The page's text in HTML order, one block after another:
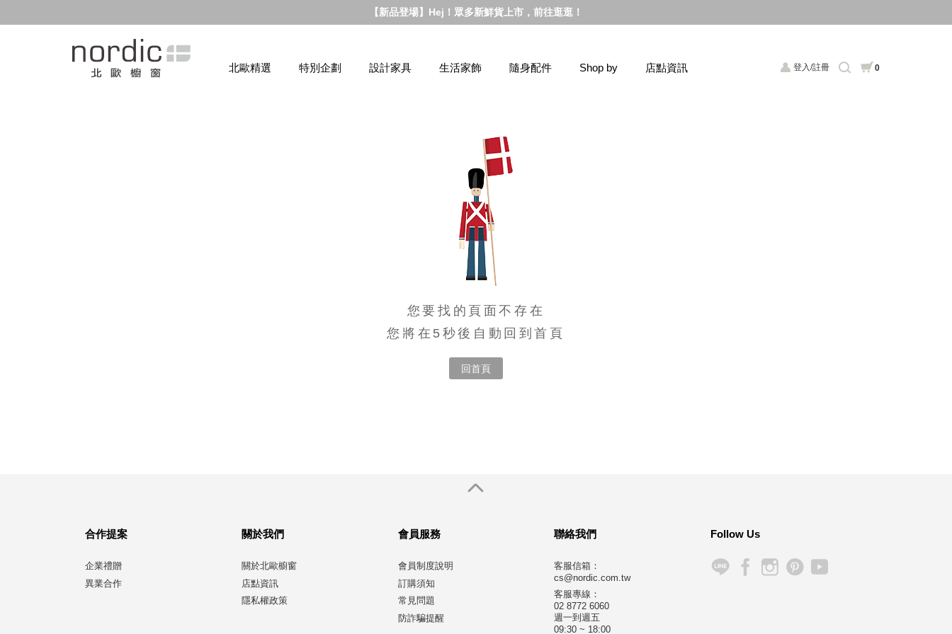
【新品登場】Hej！眾多新鮮貨上市，前往逛逛！
登入/註冊 0
北歐精選 特別企劃 設計家具 生活家飾 隨身配件 Shop by 店點資訊
您要找的頁面不存在
您將在5秒後自動回到首頁
回首頁
合作提案
企業禮贈
異業合作
關於我們
關於北歐櫥窗
店點資訊
隱私權政策
會員服務
會員制度說明
訂購須知
常見問題
防詐騙提醒
聯絡我們
客服信箱：
cs@nordic.com.tw
客服專線：
02 8772 6060
週一到週五
09:30 ~ 18:00
Follow Us